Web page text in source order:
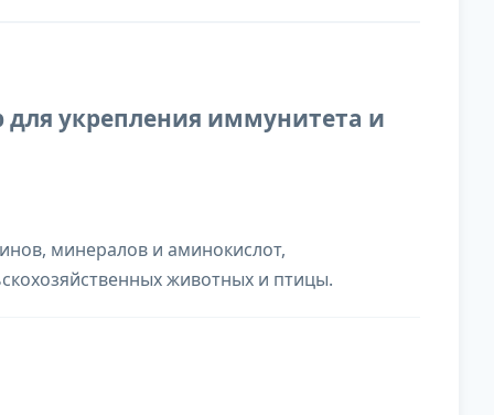
укрепления иммунитета и
минералов и аминокислот,
животных и птицы.